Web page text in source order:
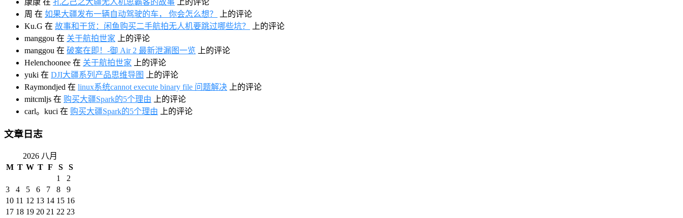
周 在 如果大疆发布一辆自动驾驶的车， 你会怎么想？
上的评论
Ku.G 在 故事和干货：闲鱼购买二手航拍无人机要跳过哪些坑？
上的评论
manggou 在 关于航拍世家 上的评论
manggou 在 破案在即！-御 Air 2 最新泄漏图一览 上的评论
Helenchoonee 在 关于航拍世家 上的评论
yuki 在 DJI大疆系列产品思维导图
上的评论
Raymondjed 在 linux系统cannot execute binary file 问题解决 上的评论
mitcmljs 在 购买大疆Spark的5个理由 上的评论
carl。kuci 在 购买大疆Spark的5个理由 上的评论
文章日志
2026 八月
M T W T F S S
1
2
3
4 5 6 7 8
9
10 11 12 13 14 15 16
17 18 19 20 21 22 23